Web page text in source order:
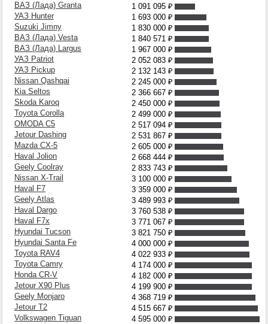
ВАЗ (Лада) Granta 1 091 095 ₽
УАЗ Hunter
1 693 000 ₽
Suzuki Jimny
1 830 000 ₽
ВАЗ (Лада) Vesta
1 840 571 ₽
ВАЗ (Лада) Largus
1 967 000 ₽
УАЗ Patriot
2 052 083 ₽
УАЗ Pickup
2 132 143 ₽
Nissan Qashqai
2 245 000 ₽
Kia Seltos
2 366 667 ₽
Skoda Karoq
2 450 000 ₽
Toyota Corolla
2 499 000 ₽
OMODA C5
2 517 094 ₽
Jetour Dashing
2 531 867 ₽
Mazda CX-5
2 605 000 ₽
Haval Jolion
2 668 444 ₽
Geely Coolray
2 833 743 ₽
Nissan X-Trail
3 100 000 ₽
Haval F7
3 359 000 ₽
Geely Atlas
3 489 993 ₽
Haval Dargo
3 760 538 ₽
Haval F7x
3 771 067 ₽
Hyundai Tucson
3 821 750 ₽
Hyundai Santa Fe
4 000 000 ₽
Toyota RAV4
4 022 933 ₽
Toyota Camry
4 174 000 ₽
Honda CR-V
4 182 000 ₽
Jetour X90 Plus
4 199 900 ₽
Geely Monjaro
4 368 719 ₽
Jetour T2
4 515 667 ₽
Volkswagen Tiguan
4 595 000 ₽